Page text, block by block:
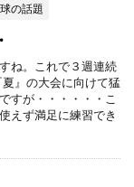
の話題
ね。これで３週連続
』の大会に向けて猛
すが・・・・・・こ
えず満足に練習でき